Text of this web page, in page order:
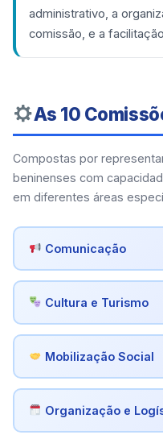
administrativo, a
comissão, e a
As 10
Compostas por
beninenses com
em diferentes áreas
Comunicação
Cultura e Turismo
Mobilização Social
Organização e